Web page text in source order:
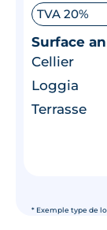
* Exemple type de
TVA 20%
Surface
Cellier
Loggia
Terrasse